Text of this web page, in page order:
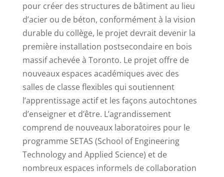
pour créer des structures de bâtiment au lieu
d’acier ou de béton, conformément à la vision
durable du collège, le projet devrait devenir la
première installation postsecondaire en bois
massif achevée à Toronto. Le projet offre de
nouveaux espaces académiques avec des
salles de classe flexibles qui soutiennent
l’apprentissage actif et les façons autochtones
d’enseigner et d’être. L’agrandissement
comprend de nouveaux laboratoires pour le
programme SETAS (School of Engineering
Technology and Applied Science) et de
nombreux espaces informels de collaboration